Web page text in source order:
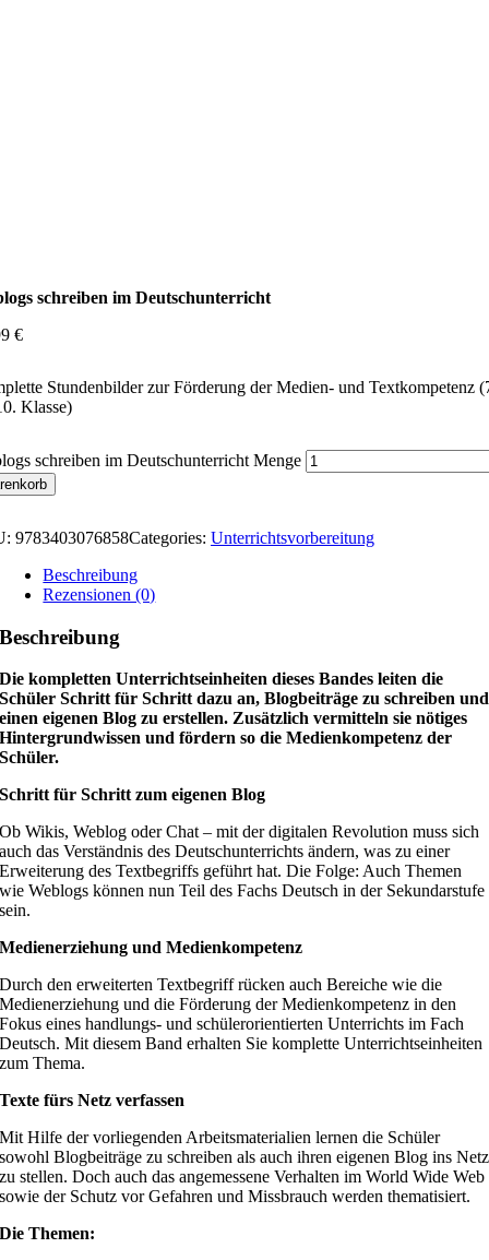
schreiben im Deutschunterricht
€
Stundenbilder zur Förderung der Medien- und Textkompetenz
Klasse)
schreiben im Deutschunterricht Menge
9783403076858Categories: Unterrichtsvorbereitung
Beschreibung
Rezensionen (0)
Beschreibung
Die kompletten Unterrichtseinheiten dieses Bandes leiten die
Schüler Schritt für Schritt dazu an, Blogbeiträge zu schreiben und
einen eigenen Blog zu erstellen. Zusätzlich vermitteln sie nötiges
Hintergrundwissen und fördern so die Medienkompetenz der
Schüler.
Schritt für Schritt zum eigenen Blog
Ob Wikis, Weblog oder Chat – mit der digitalen Revolution muss sich
auch das Verständnis des Deutschunterrichts ändern, was zu einer
Erweiterung des Textbegriffs geführt hat. Die Folge: Auch Themen
wie Weblogs können nun Teil des Fachs Deutsch in der Sekundarstufe
sein.
Medienerziehung und Medienkompetenz
Durch den erweiterten Textbegriff rücken auch Bereiche wie die
Medienerziehung und die Förderung der Medienkompetenz in den
Fokus eines handlungs- und schülerorientierten Unterrichts im Fach
Deutsch. Mit diesem Band erhalten Sie komplette Unterrichtseinheiten
zum Thema.
Texte fürs Netz verfassen
Mit Hilfe der vorliegenden Arbeitsmaterialien lernen die Schüler
sowohl Blogbeiträge zu schreiben als auch ihren eigenen Blog ins Netz
zu stellen. Doch auch das angemessene Verhalten im World Wide Web
sowie der Schutz vor Gefahren und Missbrauch werden thematisiert.
Die Themen: